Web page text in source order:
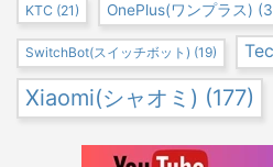
KTC (21) OnePlus(ワンプラス)
SwitchBot(スイッチボット) (19)
Xiaomi(シャオミ) (177)